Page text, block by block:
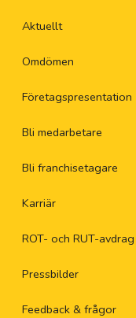
Aktuellt
Omdömen
Företagspresentation
Bli medarbetare
Bli franchisetagare
Karriär
ROT- och RUT-avdrag
Pressbilder
Feedback & frågor